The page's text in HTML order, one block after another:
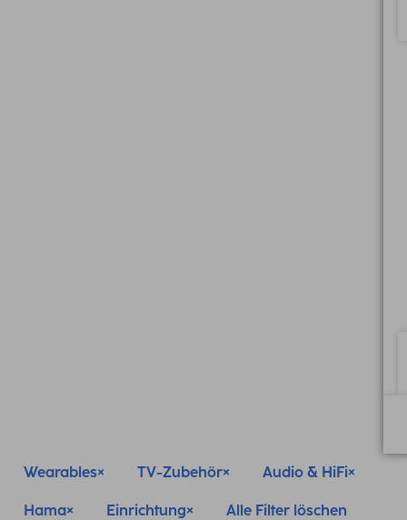
Wearables TV-Zubehör Audio & HiFi
Hama Einrichtung Alle Filter löschen